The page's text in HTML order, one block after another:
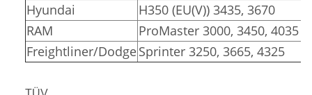
Hyundai
H350 (EU(V)) 3435, 3670
RAM
ProMaster 3000, 3450, 4035
Freightliner/DodgeSprinter 3250, 3665, 4325